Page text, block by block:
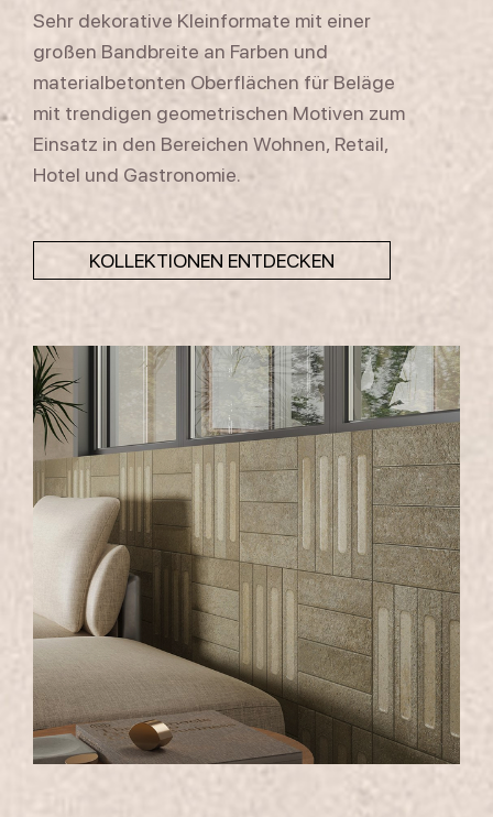
of their services.
Sehr dekorative Kleinformate mit einer
großen Bandbreite an Farben und
materialbetonten Oberflächen für Beläge
mit trendigen geometrischen Motiven zum
Einsatz in den Bereichen Wohnen, Retail,
Hotel und Gastronomie.
KOLLEKTIONEN ENTDECKEN